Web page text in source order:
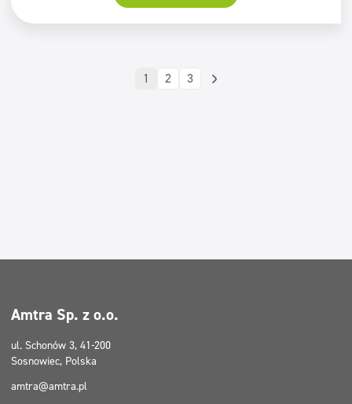
1 2 3
Amtra Sp. z o.o.
ul. Schonów 3, 41-200
Sosnowiec, Polska
amtra@amtra.pl